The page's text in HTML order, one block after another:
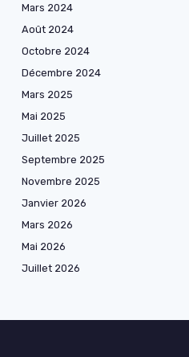
Mars 2024
Août 2024
Octobre 2024
Décembre 2024
Mars 2025
Mai 2025
Juillet 2025
Septembre 2025
Novembre 2025
Janvier 2026
Mars 2026
Mai 2026
Juillet 2026